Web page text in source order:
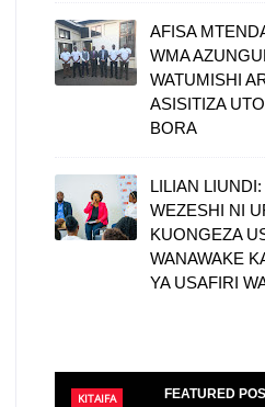
AFISA
WMA
WATUMISHI
ASISITIZA
BORA
LILIAN
WEZESHI NI
KUONGEZA
WANAWAKE
YA USAFIRI
FEATURED
KITAIFA